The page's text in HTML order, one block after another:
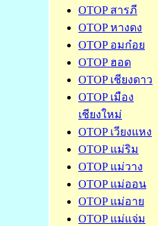
OTOP สารภี
OTOP หางดง
OTOP อมก๋อย
OTOP ฮอด
OTOP เชียงดาว
OTOP เมือง
เชียงใหม่
OTOP เวียงแหง
OTOP แม่ริม
OTOP แม่วาง
OTOP แม่ออน
OTOP แม่อาย
OTOP แม่แจ่ม